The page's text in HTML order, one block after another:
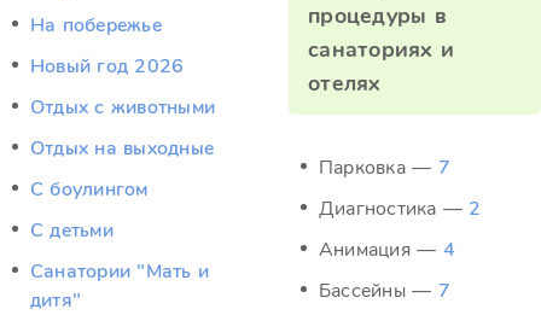
На побережье
Новый год 2026
Отдых c животными
Отдых на выходные
С боулингом
С детьми
Санатории "Мать и
дитя"
процедуры в
санаториях и
отелях
Парковка — 7
Диагностика — 2
Анимация — 4
Бассейны — 7